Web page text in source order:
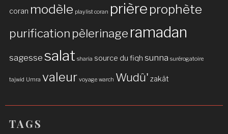
coran modèle playlist coran prière prophète
purification pèlerinage ramadan
sagesse salat sharia source du fiqh sunna surérogatoire
tajwid Umra valeur voyage warch Wudû' zakât
TAGS